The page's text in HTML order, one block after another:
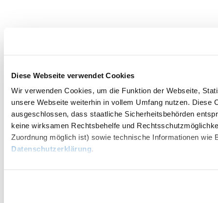
Diese Webseite verwendet Cookies
Wir verwenden Cookies, um die Funktion der Webseite,
unsere Webseite weiterhin in vollem Umfang nutzen.
ausgeschlossen, dass staatliche Sicherheitsbehörden
keine wirksamen Rechtsbehelfe und
Zuordnung möglich ist) sowie technische Informationen
Datenschutzerklärung.